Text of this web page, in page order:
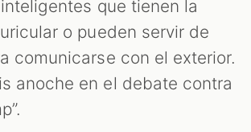
que tienen la
o pueden servir de
comunicarse con el exterior.
anoche en el debate contra